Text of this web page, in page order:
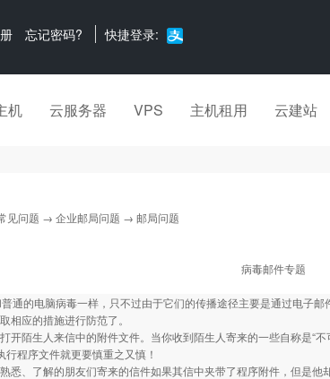
忘记密码? 快捷登录:
机 云服务器 VPS 主机租用 云建站
见问题 → 企业邮局问题 → 邮局问题
病毒邮件专题
普通的电脑病毒一样，只不过由于它们的传播途径主要是通过电子
相应的措施进行防范了。
陌生人来信中的附件文件。当你收到陌生人寄来的一些自称是“
行程序文件就更要慎重之又慎！
、了解的朋友们寄来的信件如果其信中夹带了程序附件，但是他